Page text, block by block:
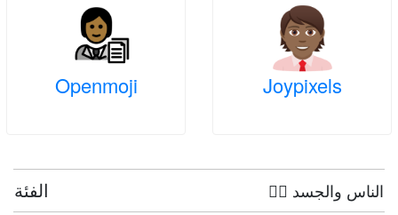
Joypixels
Openmoji
الفئة 🤦‍♀️ الناس والجسد